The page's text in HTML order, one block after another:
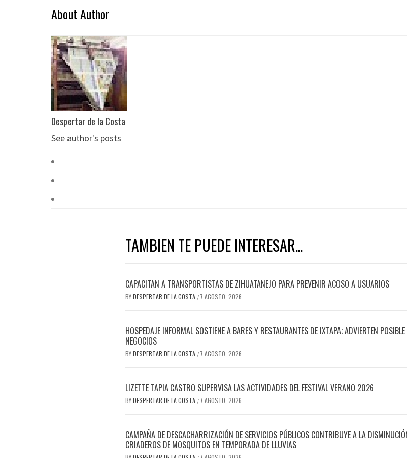
About Author
Despertar de la Costa
See author's posts
TAMBIEN TE PUEDE INTERESAR...
CAPACITAN A TRANSPORTISTAS DE ZIHUATANEJO PARA PREVENIR ACOSO A USUARIOS
BYDESPERTAR DE LA COSTA / 7 AGOSTO, 2026
HOSPEDAJE INFORMAL SOSTIENE A BARES Y RESTAURANTES DE IXTAPA; ADVIERTEN POSIBLE
NEGOCIOS
BYDESPERTAR DE LA COSTA / 7 AGOSTO, 2026
LIZETTE TAPIA CASTRO SUPERVISA LAS ACTIVIDADES DEL FESTIVAL VERANO 2026
BYDESPERTAR DE LA COSTA / 7 AGOSTO, 2026
CAMPAÑA DE DESCACHARRIZACIÓN DE SERVICIOS PÚBLICOS CONTRIBUYE A LA
CRIADEROS DE MOSQUITOS EN TEMPORADA DE LLUVIAS